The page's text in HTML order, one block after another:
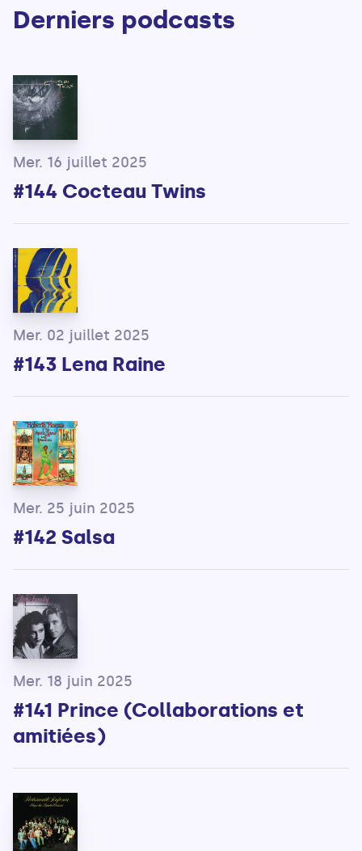
Derniers podcasts
Mer. 16 juillet 2025
#144 Cocteau Twins
Mer. 02 juillet 2025
#143 Lena Raine
Mer. 25 juin 2025
#142 Salsa
Mer. 18 juin 2025
#141 Prince (Collaborations et
amitiées)